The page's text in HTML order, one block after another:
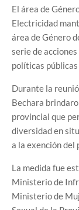
El área de
Electricidad
área de Género
serie de
políticas
Durante la
Bechara
provincial que
diversidad en
a la exención del
La medida fue
Ministerio de
Ministerio de